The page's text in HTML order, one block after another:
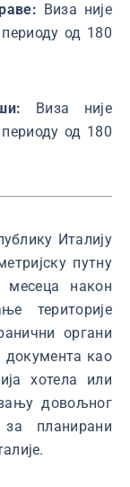
Виза није
од 180
Виза није
од 180
Италију
путну
месеца након
територије
органи
документа као
хотела или
довољног
за планирани